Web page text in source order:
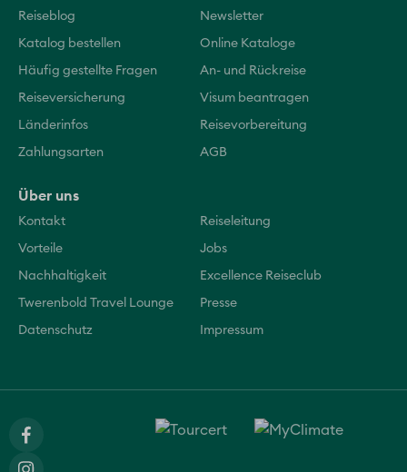
Reiseblog Newsletter
Katalog bestellen Online Kataloge
Häufig gestellte Fragen An- und Rückreise
Reiseversicherung Visum beantragen
Länderinfos Reisevorbereitung
Zahlungsarten AGB
Über uns
Kontakt Reiseleitung
Vorteile Jobs
Nachhaltigkeit Excellence Reiseclub
Twerenbold Travel Lounge Presse
Datenschutz Impressum